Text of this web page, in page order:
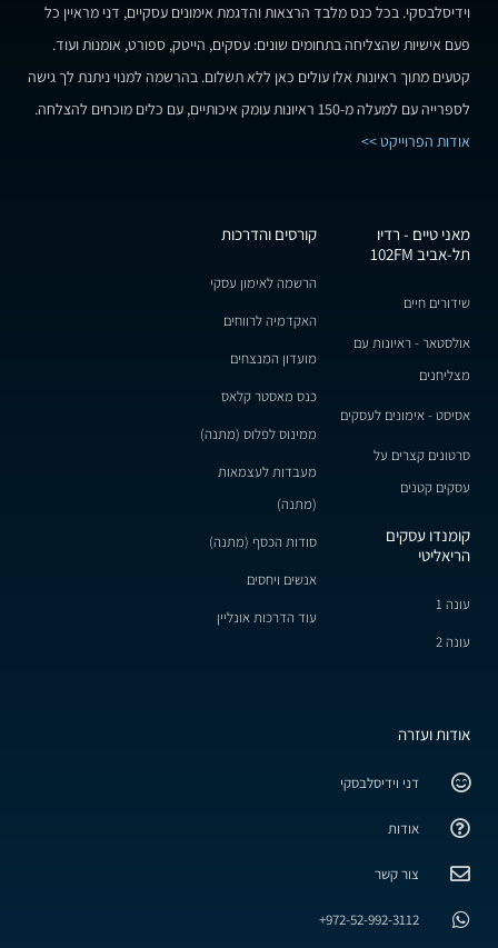
וידיסלבסקי. בכל כנס מלבד הרצאות והדגמת אימונים עסקיים, דני מראיין כל
פעם אישיות שהצליחה בתחומים שונים: עסקים, הייטק, ספורט, אומנות ועוד.
קטעים מתוך ראיונות אלו עולים כאן ללא תשלום. בהרשמה למנוי ניתנת לך גישה
לספרייה עם למעלה מ-150 ראיונות עומק איכותיים, עם כלים מוכחים להצלחה.
אודות הפרוייקט >>
מאני טיים - רדיו
תל-אביב 102FM
שידורים חיים
אולסטאר - ראיונות עם
מצליחנים
אסיסט - אימונים לעסקים
סרטונים קצרים על
עסקים קטנים
קומנדו עסקים
הריאליטי
עונה 1
עונה 2
קורסים והדרכות
הרשמה לאימון עסקי
האקדמיה לרווחים
מועדון המנצחים
כנס מאסטר קלאס
ממינוס לפלוס (מתנה)
מעבדות לעצמאות
(מתנה)
סודות הכסף (מתנה)
אנשים ויחסים
עוד הדרכות אונליין
אודות ועזרה
דני וידיסלבסקי
אודות
צור קשר
972-52-992-3112+